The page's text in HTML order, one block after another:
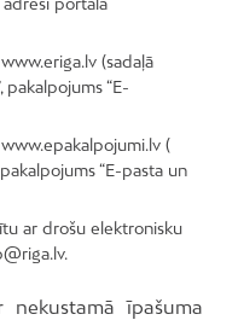
(sadaļā
pakalpojums “E-
(
“E-pasta un
ar drošu elektronisku
īpašuma